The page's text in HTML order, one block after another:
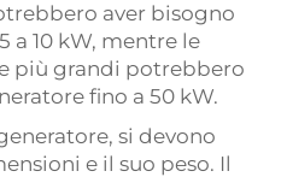
aver bisogno
a 10 kW, mentre le
più grandi potrebbero
fino a 50 kW.
si devono
e il suo peso. Il